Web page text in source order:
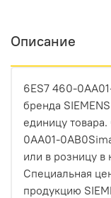
Описание
6ES7 460-
бренда
единицу
0AA01-
или в розницу
Специальная
продукцию